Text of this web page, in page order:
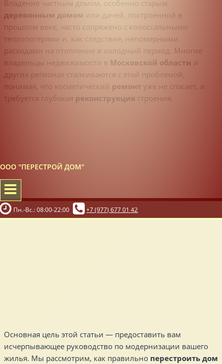
ООО "ПЕРЕСТРОЙ ДОМ"
Пн.-Вс.: 08:00-22:00 +7 (977) 677 01 42
Владение частным домом, особенно старым
деревянным домом или дачей, построенной в
прошлом веке, часто сопряжено с колоссальными
теплопотерями и, как следствие, непомерными
расходами на отопление в холодный период. Многие
владельцы недвижимости в Московской области и
других регионах сталкиваются с этой проблемой,
понимая, что косметический ремонт уже не спасает, и
требуется глубокая реконструкция строения.
Основная цель этой статьи — предоставить вам
исчерпывающее руководство по модернизации вашего
жилья. Мы рассмотрим, как правильно перестроить дом